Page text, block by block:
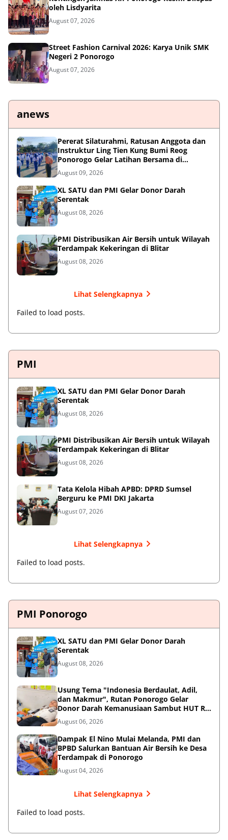
oleh Lisdyarita
August 07, 2026
Street Fashion Carnival 2026: Karya Unik SMK
Negeri 2 Ponorogo
August 07, 2026
anews
Pererat Silaturahmi, Ratusan Anggota dan
Instruktur Ling Tien Kung Bumi Reog
Ponorogo Gelar Latihan Bersama di
Embung Pakel
August 09, 2026
XL SATU dan PMI Gelar Donor Darah
Serentak
August 08, 2026
PMI Distribusikan Air Bersih untuk Wilayah
Terdampak Kekeringan di Blitar
August 08, 2026
Lihat Selengkapnya
Failed to load posts.
PMI
XL SATU dan PMI Gelar Donor Darah
Serentak
August 08, 2026
PMI Distribusikan Air Bersih untuk Wilayah
Terdampak Kekeringan di Blitar
August 08, 2026
Tata Kelola Hibah APBD: DPRD Sumsel
Berguru ke PMI DKI Jakarta
August 07, 2026
Lihat Selengkapnya
Failed to load posts.
PMI Ponorogo
XL SATU dan PMI Gelar Donor Darah
Serentak
August 08, 2026
Usung Tema "Indonesia Berdaulat, Adil,
dan Makmur", Rutan Ponorogo Gelar
Donor Darah Kemanusiaan Sambut HUT RI
ke-81
August 06, 2026
Dampak El Nino Mulai Melanda, PMI dan
BPBD Salurkan Bantuan Air Bersih ke Desa
Terdampak di Ponorogo
August 04, 2026
Lihat Selengkapnya
Failed to load posts.